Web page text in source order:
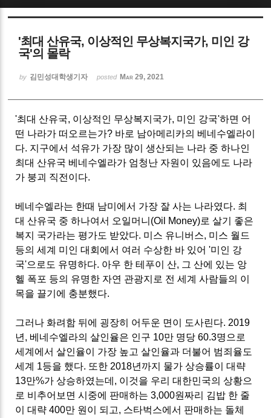
'최대 산유국, 이상적인 무상복지국가, 미인 강
국'의 몰락
by 김민성대학생기자 posted Mar 29, 2021
'최대 산유국, 이상적인 무상복지국가, 미인 강국'하면 어
떤 나라가 떠오르는가? 바로 남아메리카의 베네수엘라이
다. 지구에서 석유가 가장 많이 생산되는 나라 중 하나인
최대 산유국 베네수엘라가 엄청난 자원이 있음에도 나라
가 붕괴 직전이다.
베네수엘라는 한때 남미에서 가장 잘 사는 나라였다. 최
대 산유국 중 하나여서 오일머니(Oil Money)로 살기 좋은
복지 국가라는 평가도 받았다. 미스 유니버스, 미스 월드
등의 세계 미인 대회에서 여러 수상한 바 있어 '미인 강
국'으로도 유명하다. 아우 한 테푸이 산, 그 산에 있는 앙
헬 폭포 등의 유명한 자연 관광지로 전 세계 사람들의 이
목을 끌기에 충분했다.
그러나 화려함 뒤에 굉장히 어두운 면이 도사린다. 2019
년, 베네수엘라의 살인율은 인구 10만 명당 60.3명으로
세계에서 살인율이 가장 높고 살인율과 더불어 범죄율도
세계 1등을 했다. 또한 2018년까지 물가 상승률이 대략
13만%가 상승하였는데, 이것을 우리 대한민국의 상황으
로 비추어보면 시중에 판매하는 3,000원짜리 김밥 한 줄
이 대략 400만 원이 되고, 스타벅스에서 판매하는 돌체
Sketchbook5, 스케치북5
Sketchbook5, 스케치북5